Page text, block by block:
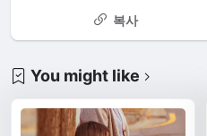
복사
You might like